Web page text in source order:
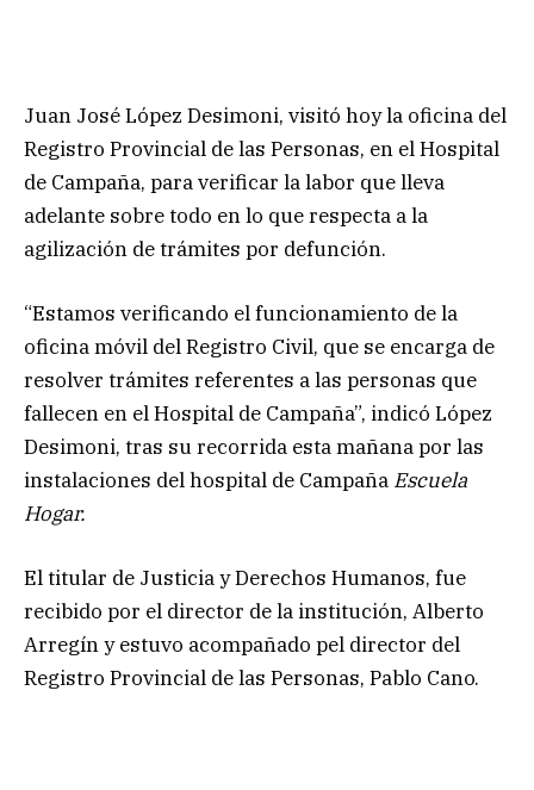
Juan José López Desimoni, visitó hoy la oficina del
Registro Provincial de las Personas, en el Hospital
de Campaña, para verificar la labor que lleva
adelante sobre todo en lo que respecta a la
agilización de trámites por defunción.
“Estamos verificando el funcionamiento de la
oficina móvil del Registro Civil, que se encarga de
resolver trámites referentes a las personas que
fallecen en el Hospital de Campaña”, indicó López
Desimoni, tras su recorrida esta mañana por las
instalaciones del hospital de Campaña Escuela
Hogar.
El titular de Justicia y Derechos Humanos, fue
recibido por el director de la institución, Alberto
Arregín y estuvo acompañado pel director del
Registro Provincial de las Personas, Pablo Cano.